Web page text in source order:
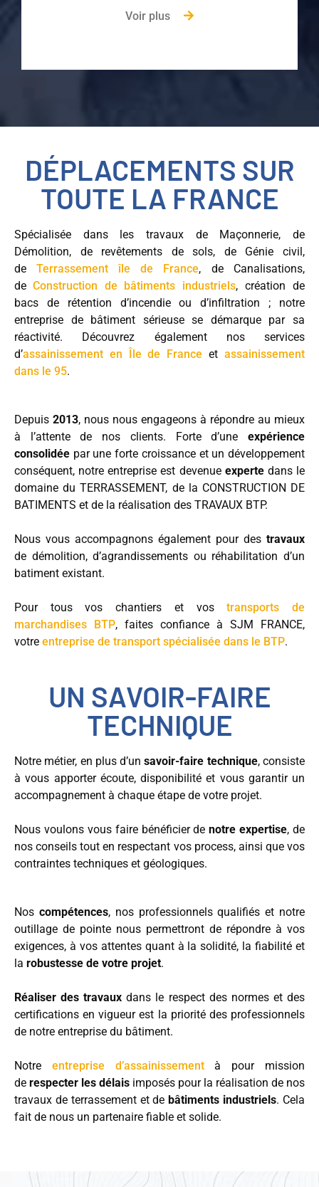
Voir plus
DÉPLACEMENTS SUR
TOUTE LA FRANCE
Spécialisée dans les travaux de Maçonnerie, de
Démolition, de revêtements de sols, de Génie civil,
de Terrassement île de France, de Canalisations,
de Construction de bâtiments industriels, création de
bacs de rétention d’incendie ou d’infiltration ; notre
entreprise de bâtiment sérieuse se démarque par sa
réactivité. Découvrez également nos services
d’assainissement en Île de France et assainissement
dans le 95.
Depuis 2013, nous nous engageons à répondre au mieux
à l’attente de nos clients. Forte d’une expérience
consolidée par une forte croissance et un développement
conséquent, notre entreprise est devenue expertedans le
domaine du TERRASSEMENT, de la CONSTRUCTION DE
BATIMENTS et de la réalisation des TRAVAUX BTP.
Nous vous accompagnons également pour des travaux
de démolition, d’agrandissements ou réhabilitation d’un
batiment existant.
Pour tous vos chantiers et vostransports de
marchandises BTP, faites confiance à SJM FRANCE,
votre entreprise de transport spécialisée dans le BTP.
UN SAVOIR-FAIRE
TECHNIQUE
Notre métier, en plus d’unsavoir-faire technique, consiste
à vous apporter écoute, disponibilité et vous garantir un
accompagnement à chaque étape de votre projet.
Nous voulons vous faire bénéficier denotre expertise, de
nos conseils tout en respectant vos process, ainsi que vos
contraintes techniques et géologiques.
Nos compétences, nos professionnels qualifiés et notre
outillage de pointe nous permettront de répondre à vos
exigences, à vos attentes quant à la solidité, la fiabilité et
la robustesse de votre projet.
Réaliser des travaux dans le respect des normes et des
certifications en vigueur est la priorité des professionnels
de notre entreprise du bâtiment.
Notre entreprise d’assainissementà pour mission
de respecter les délais imposés pour la réalisation de nos
travaux de terrassement et debâtiments industriels. Cela
fait de nous un partenaire fiable et solide.